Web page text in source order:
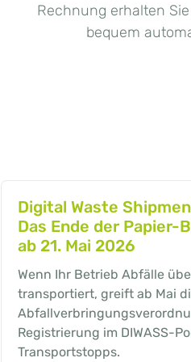
Rechnung erhalten
bequem
Digital Waste
Das Ende der Papier-
ab 21. Mai 2026
Wenn Ihr Betrieb Abfälle
transportiert, greift ab Mai
Registrierung im DIWASS-
Transportstopps.